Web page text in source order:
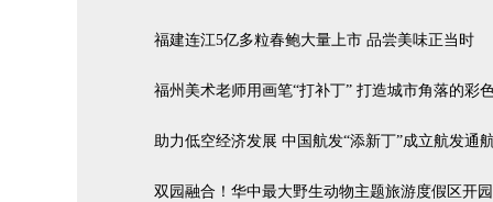
福建连江5亿多粒春鲍大量上市 品尝美味正当时
福州美术老师用画笔“打补丁” 打造城市角落的彩
助力低空经济发展 中国航发“添新丁”成立航发通
双园融合！华中最大野生动物主题旅游度假区开园